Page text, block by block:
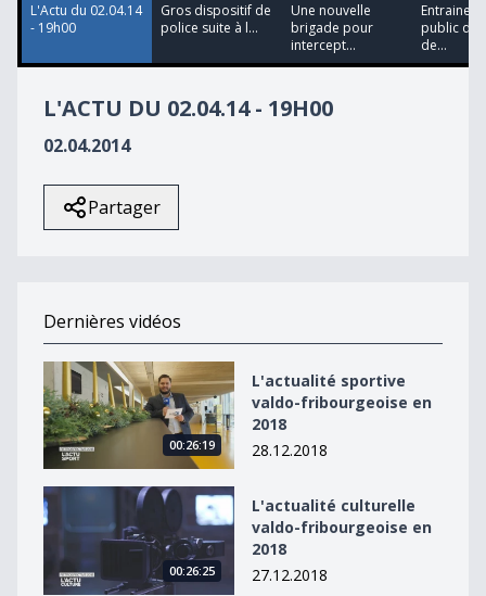
L'Actu du 02.04.14
- 19h00
Gros dispositif de
police suite à l...
Une nouvelle
brigade pour
intercept...
public de
de...
L'ACTU DU 02.04.14 - 19H00
02.04.2014
Partager
Dernières vidéos
L&#039;actualité sportive valdo-fribourgeoise en 2018
00:26:19
L'actualité sportive
valdo-fribourgeoise en
2018
28.12.2018
L&#039;actualité culturelle valdo-fribourgeoise en
00:26:25
L'actualité culturelle
valdo-fribourgeoise en
2018
27.12.2018